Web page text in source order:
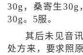
30g，桑寄生30g
30g。5服。
其后未见音
处方来，要求照